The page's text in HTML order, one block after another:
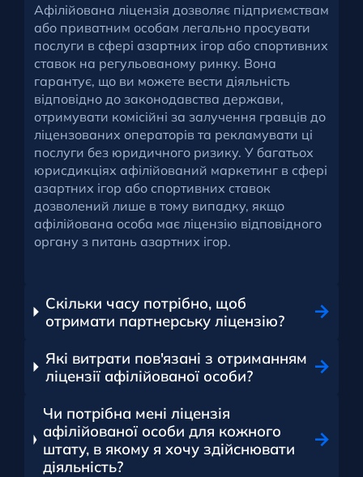
Афілійована ліцензія дозволяє підприємствам
або приватним особам легально просувати
послуги в сфері азартних ігор або спортивних
ставок на регульованому ринку. Вона
гарантує, що ви можете вести діяльність
відповідно до законодавства держави,
отримувати комісійні за залучення гравців до
ліцензованих операторів та рекламувати ці
послуги без юридичного ризику. У багатьох
юрисдикціях афілійований маркетинг в сфері
азартних ігор або спортивних ставок
дозволений лише в тому випадку, якщо
афілійована особа має ліцензію відповідного
органу з питань азартних ігор.
Скільки часу потрібно, щоб
отримати партнерську ліцензію?
Які витрати пов'язані з отриманням
ліцензії афілійованої особи?
Чи потрібна мені ліцензія
афілійованої особи для кожного
штату, в якому я хочу здійснювати
діяльність?